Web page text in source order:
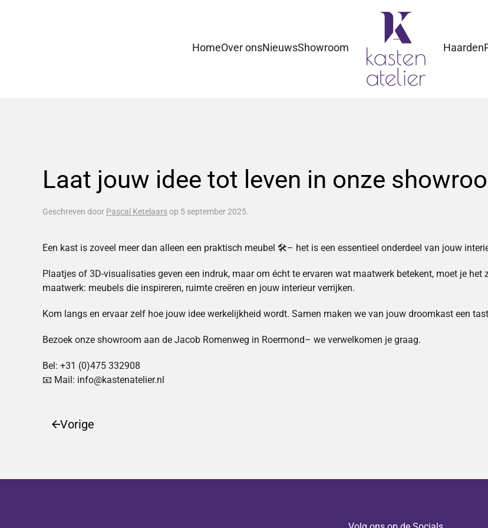
HomeOver onsNieuwsShowroom Haarden
Laat jouw idee tot leven in onze
Geschreven door Pascal Ketelaarsop 5 september 2025.
Een kast is zoveel meer dan alleen een praktisch meubel 🛠– het is een essentieel onderdeel van jouw
Plaatjes of 3D-visualisaties geven een indruk, maar om écht te ervaren wat maatwerk betekent, moet je
maatwerk: meubels die inspireren, ruimte creëren en jouw interieur verrijken.
Kom langs en ervaar zelf hoe jouw idee werkelijkheid wordt. Samen maken we van jouw droomkast een
Bezoek onze showroom aan de Jacob Romenweg in Roermond– we verwelkomen je graag.
Bel: +31 (0)475 332908
📧 Mail: info@kastenatelier.nl
Vorige